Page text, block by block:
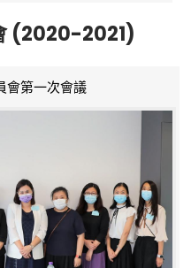
(2020-2021)
會第一次會議